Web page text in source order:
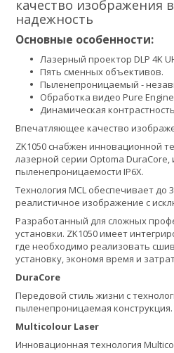
качество изображения
надежность
Основные особенности:
Лазерный проектор DLP 4K
Пять сменных объективов.
Пыленепроницаемый -
Обработка видео Pure
Динамическая
Впечатляющее качество
ZK1050 снабжен инновационной
лазерной серии Optoma
пыленепроницаемости IP6X.
Технология MCL обеспечивает
реалистичное изображение с
Разработанный для сложных
установки. ZK1050 имеет
где необходимо реализовать
установку, экономя время и
DuraCore
Передовой стиль жизни с
пыленепроницаемая конструкция.
Multicolour Laser
Инновационная технология